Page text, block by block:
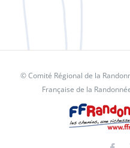
© Comité Régional de la
Française de la